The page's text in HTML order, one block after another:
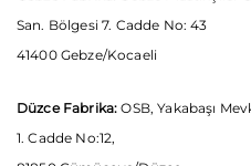
San. Bölgesi 7. Cadde No: 43
41400 Gebze/Kocaeli
Düzce Fabrika: OSB, Yakabaşı
1. Cadde No:12,